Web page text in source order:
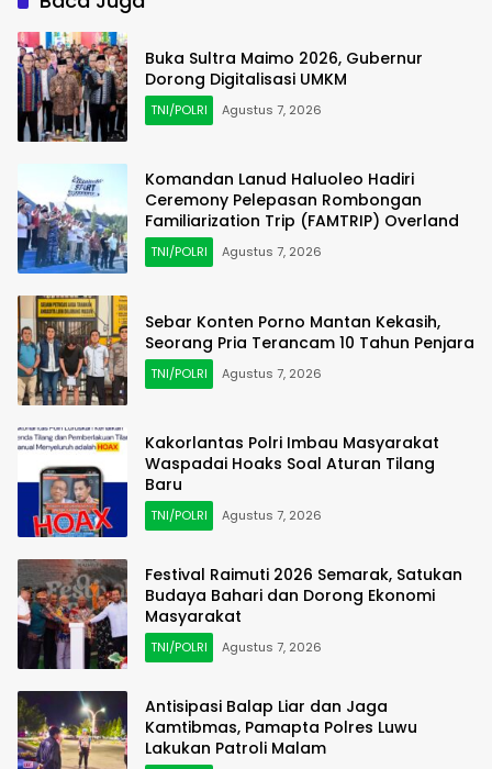
Buka Sultra Maimo 2026, Gubernur
Dorong Digitalisasi UMKM
TNI/POLRI Agustus 7, 2026
Komandan Lanud Haluoleo Hadiri
Ceremony Pelepasan Rombongan
Familiarization Trip (FAMTRIP) Overland
TNI/POLRI Agustus 7, 2026
Sebar Konten Porno Mantan Kekasih,
Seorang Pria Terancam 10 Tahun Penjara
TNI/POLRI Agustus 7, 2026
Kakorlantas Polri Imbau Masyarakat
Waspadai Hoaks Soal Aturan Tilang
Baru
TNI/POLRI Agustus 7, 2026
Festival Raimuti 2026 Semarak, Satukan
Budaya Bahari dan Dorong Ekonomi
Masyarakat
TNI/POLRI Agustus 7, 2026
Antisipasi Balap Liar dan Jaga
Kamtibmas, Pamapta Polres Luwu
Lakukan Patroli Malam